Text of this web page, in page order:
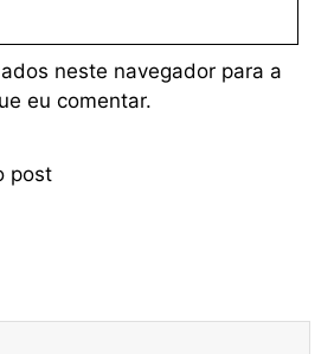
neste navegador para a
eu comentar.